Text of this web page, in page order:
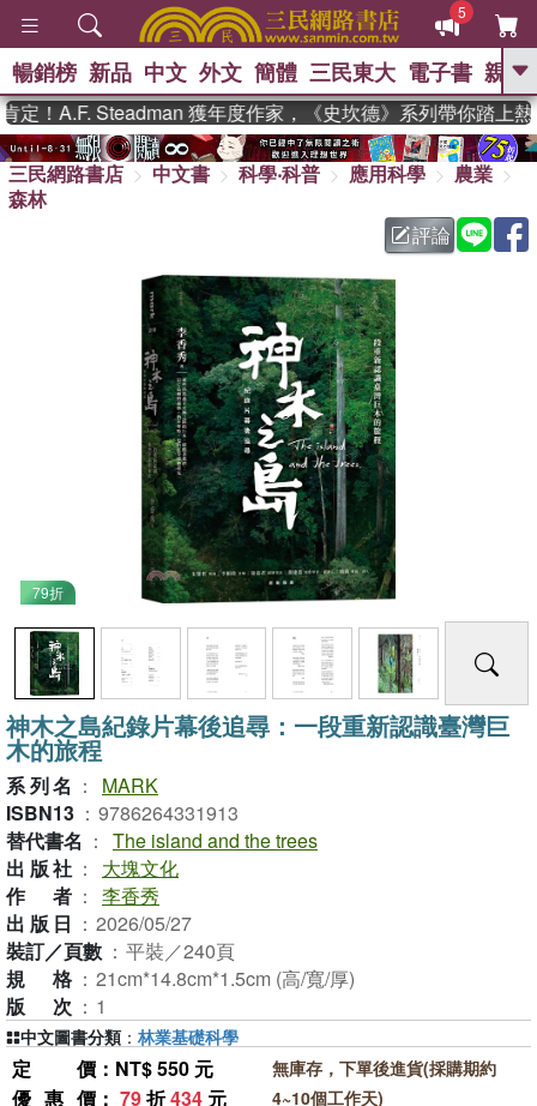
5
GO
熱搜： 東野圭吾 、 高希均教授回憶錄
、 The Odyssey 、 父親節 、 如果歷
方念華 、 台灣的李
數學女孩：黎曼猜想 、
偉大的迷走神經
暢銷榜 新品 中文 外文 簡體 三民東大 電子書 親子
！A.F. Steadman 獲年度作家，《史坎德》系列帶你踏上熱血
三民網路書店 中文書 科學‧科普 應用科學
農業
森林
評論
79折
神木之島紀錄片幕後追尋：一段重新認識臺灣巨
木的旅程
系列名 ：
MARK
ISBN13 ： 9786264331913
替代書名 ： The island and the trees
出版社 ：
大塊文化
作者 ： 李香秀
出版日 ： 2026/05/27
裝訂／頁數 ： 平裝／240頁
規格 ： 21cm*14.8cm*1.5cm (高/寬/厚)
版次 ： 1
定價 ：NT$ 550 元
優惠價 ： 79折434 元
無庫存，下單後進貨(採購期約
4~10個工作天)
中文圖書分類 ： 林業基礎科學